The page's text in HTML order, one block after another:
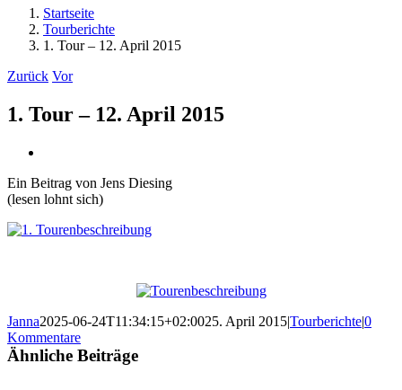
Startseite
Tourberichte
1. Tour – 12. April 2015
Zurück Vor
1. Tour – 12. April 2015
Bild
Ein Beitrag von Jens Diesing
(lesen lohnt sich)
Janna2025-06-24T11:34:15+02:0025. April 2015|Tourberichte|0
Kommentare
Ähnliche Beiträge